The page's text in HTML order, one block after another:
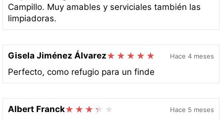
Campillo. Muy amables y serviciales también las
limpiadoras.
Gisela Jiménez Álvarez Hace 4 meses
Perfecto, como refugio para un finde
Albert Franck Hace 5 meses